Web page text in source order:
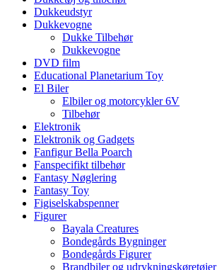
Dukkeudstyr
Dukkevogne
Dukke Tilbehør
Dukkevogne
DVD film
Educational Planetarium Toy
El Biler
Elbiler og motorcykler 6V
Tilbehør
Elektronik
Elektronik og Gadgets
Fanfigur Bella Poarch
Fanspecifikt tilbehør
Fantasy Nøglering
Fantasy Toy
Figiselskabspenner
Figurer
Bayala Creatures
Bondegårds Bygninger
Bondegårds Figurer
Brandbiler og udrykningskøretøjer